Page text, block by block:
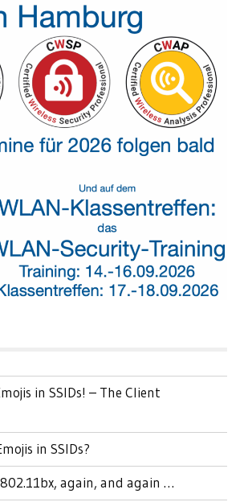
in SSIDs! – The Client
in SSIDs?
again, and again …